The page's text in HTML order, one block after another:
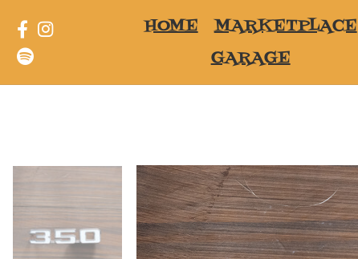
HOME
MARKETPLACE
GARAGE